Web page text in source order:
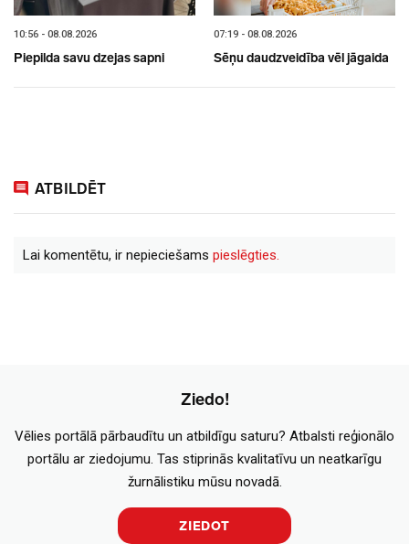
10:56 - 08.08.2026
Piepilda savu dzejas sapni
07:19 - 08.08.2026
Sēņu daudzveidība vēl jāgaida
ATBILDĒT
Lai komentētu, ir nepieciešams pieslēgties.
Ziedo!
Vēlies portālā pārbaudītu un atbildīgu saturu? Atbalsti reģionālo
portālu ar ziedojumu. Tas stiprinās kvalitatīvu un neatkarīgu
žurnālistiku mūsu novadā.
ZIEDOT